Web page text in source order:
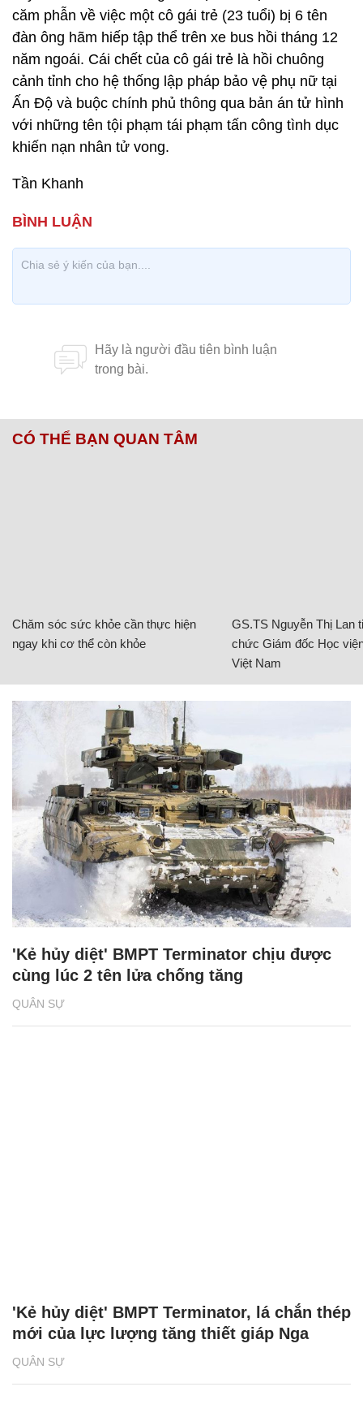
căm phẫn về việc một cô gái trẻ (23 tuổi) bị 6 tên
đàn ông hãm hiếp tập thể trên xe bus hồi tháng 12
năm ngoái. Cái chết của cô gái trẻ là hồi chuông
cảnh tỉnh cho hệ thống lập pháp bảo vệ phụ nữ tại
Ấn Độ và buộc chính phủ thông qua bản án tử hình
với những tên tội phạm tái phạm tấn công tình dục
khiến nạn nhân tử vong.
Tần Khanh
CÓ THỂ BẠN QUAN TÂM
Chăm sóc sức khỏe cần thực hiện
ngay khi cơ thể còn khỏe
GS.TS Nguyễn Thị Lan
chức Giám đốc Học
Việt Nam
QUÂN SỰ
'Kẻ hủy diệt' BMPT Terminator chịu được
cùng lúc 2 tên lửa chống tăng
QUÂN SỰ
'Kẻ hủy diệt' BMPT Terminator, lá chắn thép
mới của lực lượng tăng thiết giáp Nga